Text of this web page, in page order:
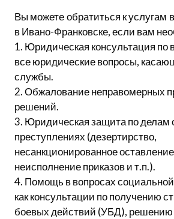
Вы можете обратиться к услугам
в Ивано-Франковске, если вам
1. Юридическая консультация по
все юридические вопросы,
службы.
2. Обжалование неправомерных
решений.
3. Юридическая защита по делам
преступлениях (дезертирство,
несанкционированное
неисполнение приказов и т.п.).
4. Помощь в вопросах
как консультации по получению
боевых действий (УБД), решению